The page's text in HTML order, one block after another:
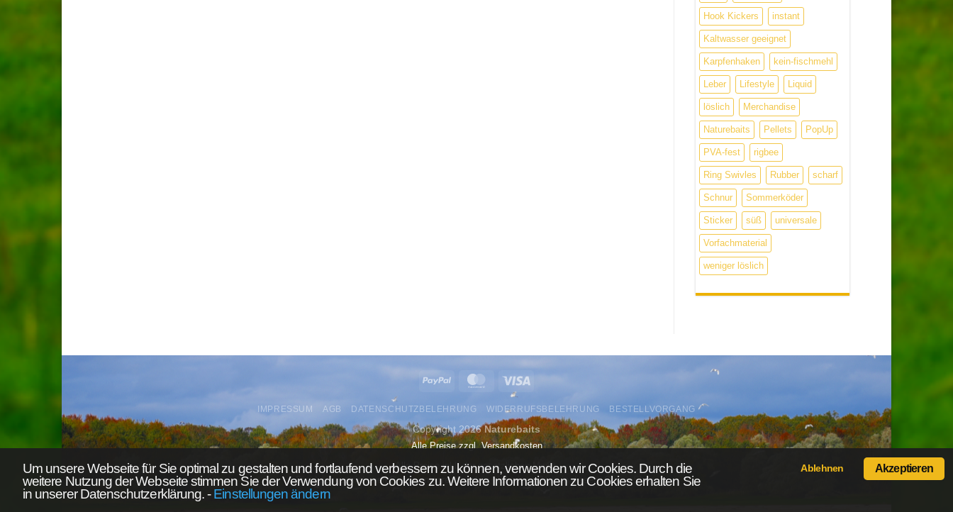
Um unsere Webseite für Sie optimal zu gestalten und fortlaufend verbessern zu können, verwenden wir Cookies. Durch die
weitere Nutzung der Webseite stimmen Sie der Verwendung von Cookies zu. Weitere Informationen zu Cookies erhalten Sie
in unserer Datenschutzerklärung.-Einstellungen ändern
Akzeptieren
Ablehnen
Hook Kickers instant
Kaltwasser geeignet
Karpfenhaken kein-fischmehl
Leber Lifestyle Liquid
löslich Merchandise
Naturebaits Pellets PopUp
PVA-fest rigbee
Ring Swivles Rubber scharf
Schnur Sommerköder
Sticker süß universale
Vorfachmaterial
weniger löslich
IMPRESSUM AGB DATENSCHUTZBELEHRUNG WIDERRUFSBELEHRUNG BESTELLVORGANG
Copyright 2026Naturebaits
Alle Preise zzgl. Versandkosten
Alle Preise inkl. der gesetzlichen MwSt.
Die durchgestrichenen Preise entsprechen dem bisherigen Preis in diesem Online-Shop.